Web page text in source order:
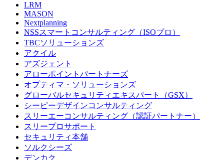
LRM
MASON
Nextplanning
NSSスマートコンサルティング（ISOプロ）
TBCソリューションズ
アクイル
アズジェント
アローポイントパートナーズ
オプティマ・ソリューションズ
グローバルセキュリティエキスパート（GSX）
シーピーデザインコンサルティング
スリーエーコンサルティング（認証パートナー）
スリープロサポート
セキュリティ本舗
ソルクシーズ
デンカク